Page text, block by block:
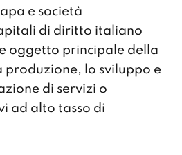
e società
di diritto italiano
oggetto principale della
lo sviluppo e
di servizi o
ad alto tasso di